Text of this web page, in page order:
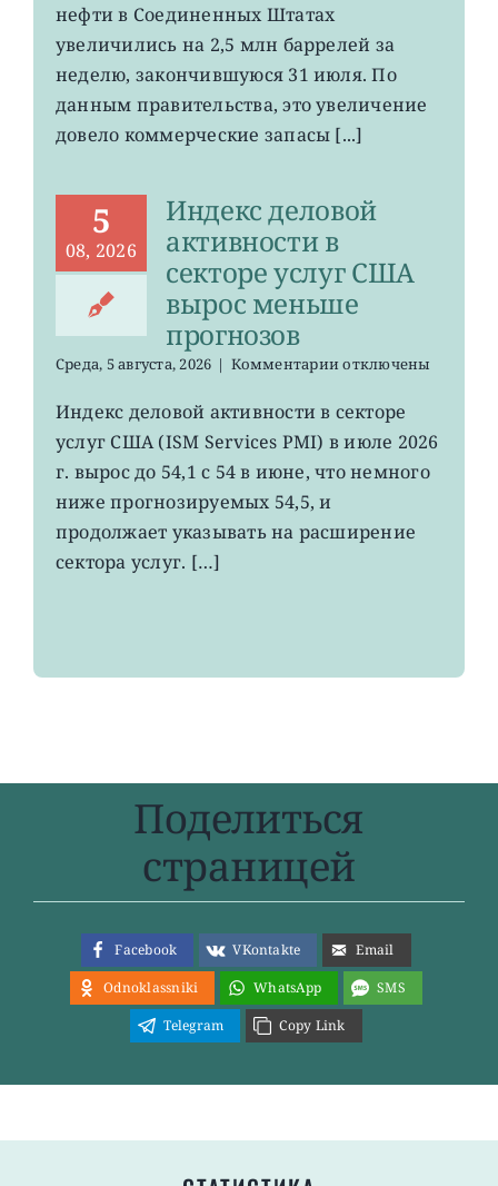
хранилищах
США
выросли
нефти в Соединенных Штатах
увеличились на 2,5 млн баррелей за
неделю, закончившуюся 31 июля. По
данным правительства, это увеличение
довело коммерческие запасы [...]
5
08, 2026
Индекс деловой
активности в
секторе услуг США
вырос меньше
прогнозов
Среда, 5 августа, 2026 | Комментариик
Индекс
деловой
активности
в
США
отключены
Индекс деловой активности в секторе
услуг США (ISM Services PMI) в июле 2026
г. вырос до 54,1 с 54 в июне, что немного
ниже прогнозируемых 54,5, и
продолжает указывать на расширение
сектора услуг. […]
Поделиться
страницей
Facebook VKontakte
Email
Odnoklassniki
WhatsApp
SMS
Telegram
Copy Link